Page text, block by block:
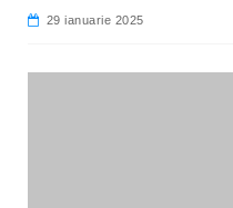
29 ianuarie 2025